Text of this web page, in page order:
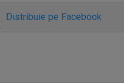
Distribuie pe Facebook